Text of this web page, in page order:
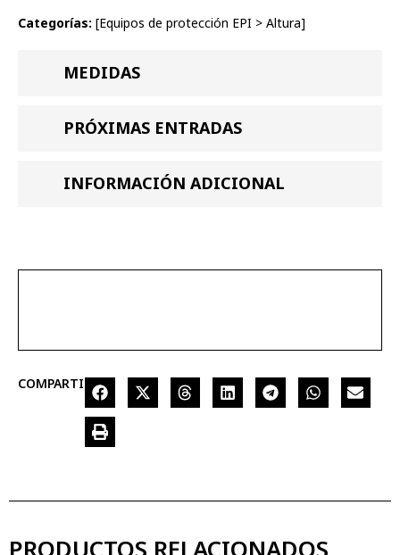
Categorías: [Equipos de protección EPI > Altura]
MEDIDAS
PRÓXIMAS ENTRADAS
INFORMACIÓN ADICIONAL
COMPARTIR
PRODUCTOS RELACIONADOS